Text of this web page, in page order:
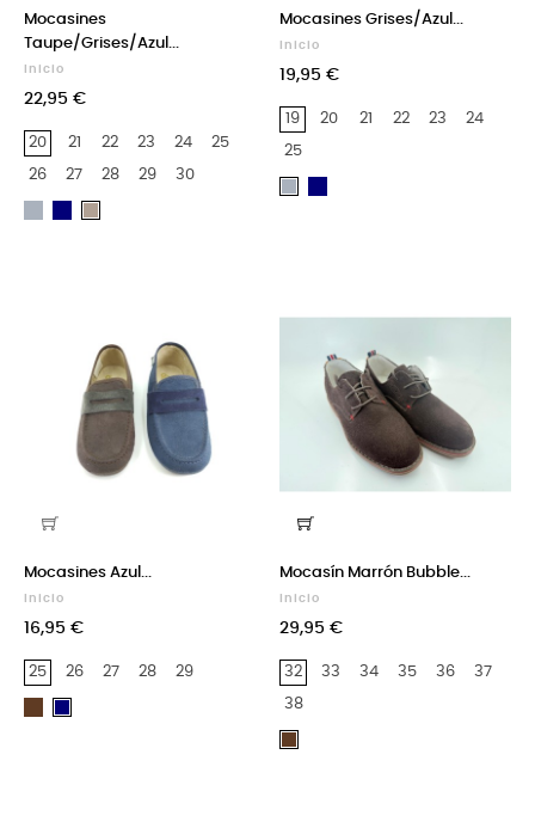
Mocasines
Taupe/Grises/Azul...
Inicio
22,95 €
20 21 22 23 24 25
26 27 28 29 30
Mocasines Grises/Azul...
Inicio
19,95 €
19 20 21 22 23 24
25
Mocasines Azul...
Inicio
16,95 €
25 26 27 28 29
Mocasín Marrón Bubble...
Inicio
29,95 €
32 33 34 35 36 37
38